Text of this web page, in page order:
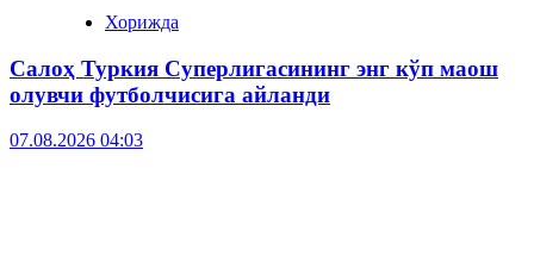
Хорижда
Салоҳ Туркия Суперлигасининг энг кўп маош
олувчи футболчисига айланди
07.08.2026 04:03